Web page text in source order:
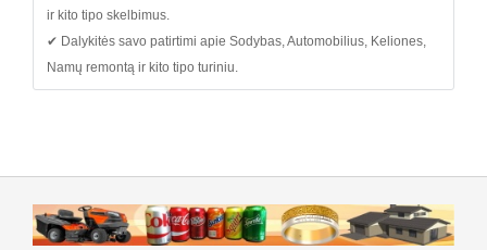
ir kito tipo skelbimus.
✔ Dalykitės savo patirtimi apie Sodybas, Automobilius, Keliones,
Namų remontą ir kito tipo turiniu.